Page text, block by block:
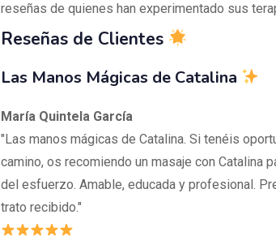
reseñas de quienes han experimentado sus
Reseñas de Clientes
Las Manos Mágicas de Catalina
María Quintela García
"Las manos mágicas de Catalina. Si tenéis
camino, os recomiendo un masaje con Catalina
del esfuerzo. Amable, educada y profesional.
trato recibido."